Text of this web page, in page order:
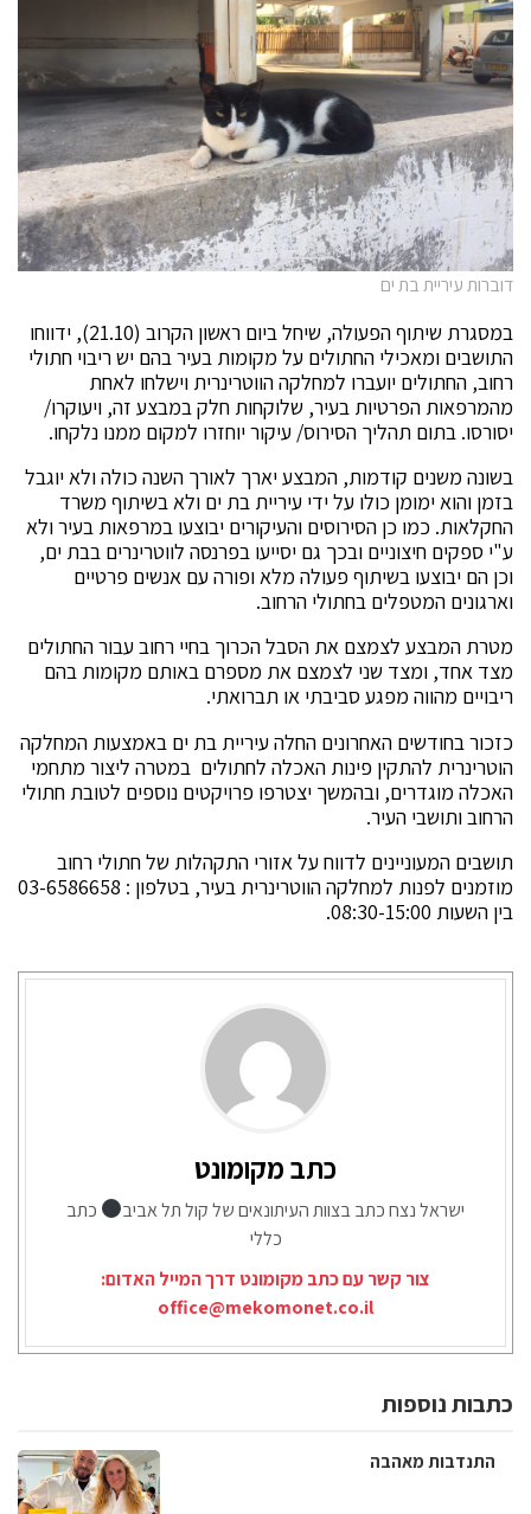
דוברות עיריית בת ים
במסגרת שיתוף הפעולה, שיחל ביום ראשון הקרוב (21.10), ידווחו
התושבים ומאכילי החתולים על מקומות בעיר בהם יש ריבוי חתולי
רחוב, החתולים יועברו למחלקה הווטרינרית וישלחו לאחת
מהמרפאות הפרטיות בעיר, שלוקחות חלק במבצע זה, ויעוקרו/
יסורסו. בתום תהליך הסירוס/ עיקור יוחזרו למקום ממנו נלקחו.
בשונה משנים קודמות, המבצע יארך לאורך השנה כולה ולא יוגבל
בזמן והוא ימומן כולו על ידי עיריית בת ים ולא בשיתוף משרד
החקלאות. כמו כן הסירוסים והעיקורים יבוצעו במרפאות בעיר ולא
ע"י ספקים חיצוניים ובכך גם יסייעו בפרנסה לווטרינרים בבת ים,
וכן הם יבוצעו בשיתוף פעולה מלא ופורה עם אנשים פרטיים
וארגונים המטפלים בחתולי הרחוב.
מטרת המבצע לצמצם את הסבל הכרוך בחיי רחוב עבור החתולים
מצד אחד, ומצד שני לצמצם את מספרם באותם מקומות בהם
ריבויים מהווה מפגע סביבתי או תברואתי.
כזכור בחודשים האחרונים החלה עיריית בת ים באמצעות המחלקה
הוטרינרית להתקין פינות האכלה לחתולים במטרה ליצור מתחמי
האכלה מוגדרים, ובהמשך יצטרפו פרויקטים נוספים לטובת חתולי
הרחוב ותושבי העיר.
תושבים המעוניינים לדווח על אזורי התקהלות של חתולי רחוב
מוזמנים לפנות למחלקה הווטרינרית בעיר, בטלפון : 03-6586658
בין השעות 08:30-15:00.
כתב מקומונט
ישראל נצח כתב בצוות העיתונאים של קול תל אביב
כתב
כללי
צור קשר עם כתב מקומונט דרך המייל האדום:
office@mekomonet.co.il
כתבות נוספות
התנדבות מאהבה